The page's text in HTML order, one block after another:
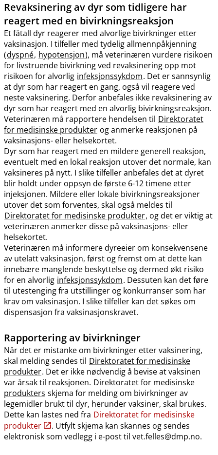
Revaksinering av dyr som tidligere har
reagert med en bivirkningsreaksjon
Et fåtall dyr reagerer med alvorlige bivirkninger etter
vaksinasjon. I tilfeller med tydelig allmennpåkjenning
(dyspné, hypotensjon), må veterinæren vurdere risikoen
for livstruende bivirkning ved revaksinering opp mot
risikoen for alvorlig infeksjonssykdom. Det er sannsynlig
at dyr som har reagert en gang, også vil reagere ved
neste vaksinering. Derfor anbefales ikke revaksinering av
dyr som har reagert med en alvorlig bivirkningsreaksjon.
Veterinæren må rapportere hendelsen til Direktoratet
for medisinske produkter og anmerke reaksjonen på
vaksinasjons- eller helsekortet.
Dyr som har reagert med en mildere generell reaksjon,
eventuelt med en lokal reaksjon utover det normale, kan
vaksineres på nytt. I slike tilfeller anbefales det at dyret
blir holdt under oppsyn de første 6-12 timene etter
injeksjonen. Mildere eller lokale bivirkningsreaksjoner
utover det som forventes, skal også meldes til
Direktoratet for medisinske produkter, og det er viktig at
veterinæren anmerker disse på vaksinasjons- eller
helsekortet.
Veterinæren må informere dyreeier om konsekvensene
av utelatt vaksinasjon, først og fremst om at dette kan
innebære manglende beskyttelse og dermed økt risiko
for en alvorlig infeksjonssykdom. Dessuten kan det føre
til utestenging fra utstillinger og konkurranser som har
krav om vaksinasjon. I slike tilfeller kan det søkes om
dispensasjon fra vaksinasjonskravet.
Rapportering av bivirkninger
Når det er mistanke om bivirkninger etter vaksinering,
skal melding sendes til Direktoratet for medisinske
produkter. Det er ikke nødvendig å bevise at vaksinen
var årsak til reaksjonen. Direktoratet for medisinske
produkters skjema for melding om bivirkninger av
legemidler brukt til dyr, herunder vaksiner, skal brukes.
Dette kan lastes ned fra Direktoratet for medisinske
produkter
. Utfylt skjema kan skannes og sendes
elektronisk som vedlegg i e-post til vet.felles@dmp.no.